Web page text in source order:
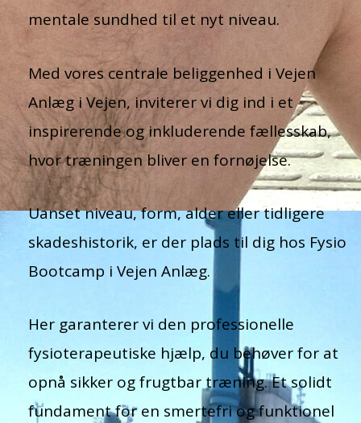
mentale sundhed til et nyt niveau.
Med vores centrale beliggenhed i Vejen
Anlæg i Vejen, inviterer vi dig ind i et
inspirerende og inkluderende fællesskab,
hvor træningen bliver en fornøjelse.
Uanset niveau, form, alder eller tidligere
skadeshistorik, er der plads til dig hos Fysio
Bootcamp i Vejen Anlæg.
Her garanterer vi den professionelle
fysioterapeutiske hjælp, du behøver for at
opnå sikker og frugtbar træning. Et solidt
fundament for en smertefri og funktionel